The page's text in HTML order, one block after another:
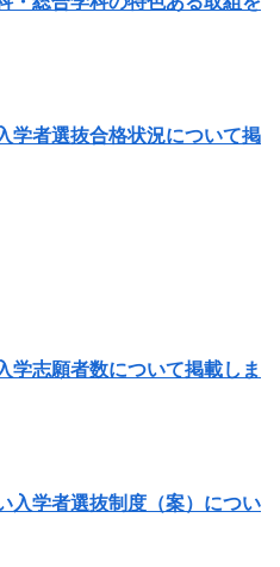
学者選抜合格状況について掲
学志願者数について掲載しま
入学者選抜制度（案）につい